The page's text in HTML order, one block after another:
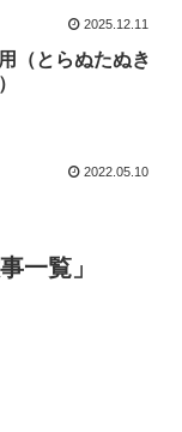
2025.12.11
（とらぬたぬき
2022.05.10
一覧」